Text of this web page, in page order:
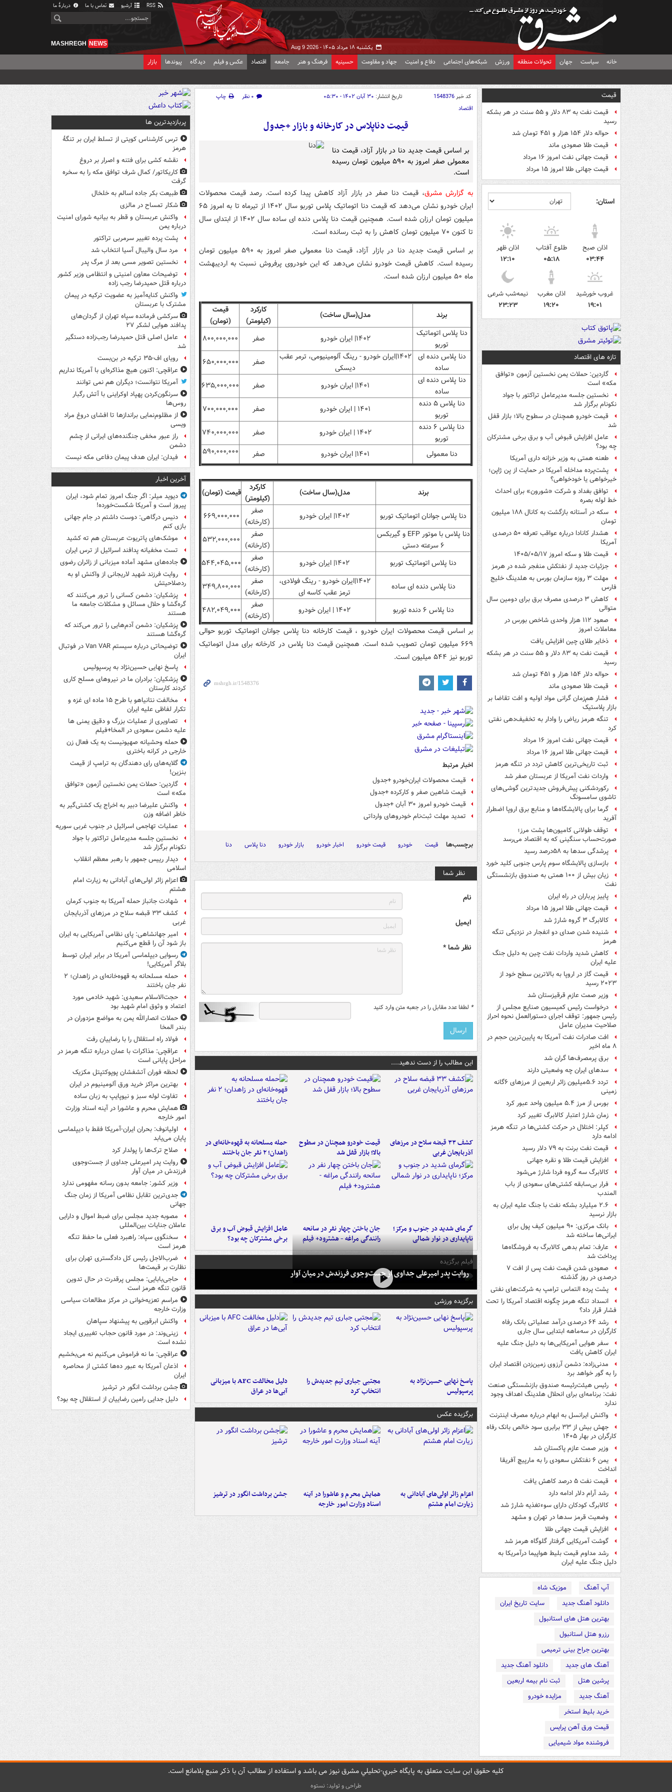
آرشیو تماس با ما دربارهٔ ما
یکشنبه ۱۸ مرداد ۱۴۰۵ - Aug 9 2026
MASHREGH NEWS
خانه سیاست جهان تحولات منطقه ورزش شبکه‌های اجتماعی دفاع و امنیت جهاد و مقاومت حسینیه فرهنگ و هنر جامعه اقتصاد عکس و فیلم دیدگاه پیوندها بازار
قیمت
قیمت نفت به ۸۳ دلار و ۵۵ سنت در هر بشکه
رسید
حواله دلار ۱۵۴ هزار و ۴۵۱ تومان شد
قیمت طلا صعودی ماند
قیمت جهانی نفت امروز ۱۶ مرداد
قیمت جهانی طلا امروز ۱۵ مرداد
استان:
اذان صبح
۰۳:۴۴
طلوع آفتاب
۰۵:۱۸
اذان ظهر
۱۲:۱۰
غروب خورشید
۱۹:۰۱
اذان مغرب
۱۹:۲۰
نیمه‌شب شرعی
۲۳:۲۳
تازه های اقتصاد
گاردین: حملات یمن نخستین آزمون «توافق
مکه» است
نخستین جلسه مدیرعامل تراکتور با جواد
نکونام برگزار شد
قیمت خودرو همچنان در سطوح بالا؛ بازار قفل
شد
عامل افزایش قبوض آب و برق برخی مشترکان
چه بود؟
طعنه همتی به وزیر خزانه داری آمریکا
پشت‌پرده مداخله آمریکا در حمایت از یِن ژاپن؛
خیرخواهی یا خودخواهی؟
توافق بغداد و شرکت «شورون» برای احداث
خط لوله بصره
سکه در آستانه بازگشت به کانال ۱۸۸ میلیون
تومان
هشدار کانادا درباره عواقب تعرفه ۵۰ درصدی
آمریکا
قیمت طلا و سکه امروز ۱۴۰۵/۰۵/۱۷
جزئیات جدید از نفتکش منفجر شده در هرمز
مهلت ۳ روزه سازمان بورس به هلدینگ خلیج
فارس
کاهش ۳ درصدی مصرف برق برای دومین سال
متوالی
صعود ۱۱۲ هزار واحدی شاخص بورس در
معاملات امروز
ذخایر طلای چین افزایش یافت
قیمت نفت به ۸۳ دلار و ۵۵ سنت در هر بشکه
رسید
حواله دلار ۱۵۴ هزار و ۴۵۱ تومان شد
قیمت طلا صعودی ماند
فشار هم‌زمان گرانی مواد اولیه و افت تقاضا بر
بازار پلاستیک
تنگه هرمز ریاض را وادار به تخفیف‌دهی نفتی
کرد
قیمت جهانی نفت امروز ۱۶ مرداد
قیمت جهانی طلا امروز ۱۶ مرداد
ثبت تاریخی‌ترین کاهش تردد در تنگه هرمز
واردات نفت آمریکا از عربستان صفر شد
رکوردشکنی پیش‌فروش جدیدترین گوشی‌های
تاشوی سامسونگ
گرما برای پالایشگاه‌ها و منابع برق اروپا اضطرار
آفرید
توقف طولانی کامیون‌ها پشت مرز؛
صورت‌حساب سنگینی که به اقتصاد می‌رسد
پرشدگی سدها به ۵۸درصد رسید
بازسازی پالایشگاه سوم پارس جنوبی کلید خورد
زیان بیش از ۱۰۰ همتی به صندوق‌ بازنشستگی
نفت
پاییز پرباران در راه ایران
قیمت جهانی طلا امروز ۱۵ مرداد
کالابرگ ۳ گروه شارژ شد
شنیده شدن صدای دو انفجار در نزدیکی تنگه
هرمز
کاهش شدید واردات نفت چین به دلیل جنگ
علیه ایران
قیمت گاز در اروپا به بالاترین سطح خود از
۲۰۲۳ رسید
وزیر صمت عازم قرقیزستان شد
درخواست رئیس کمیسیون صنایع مجلس از
رئیس جمهور: توقف اجرای دستورالعمل نحوه احراز
صلاحیت مدیران عامل
افت صادرات نفت آمریکا به پایین‌ترین حجم در
۸ ماه اخیر
برق پرمصرف‌ها گران شد
سدهای ایران چه وضعیتی دارند
تردد ۵.۶میلیون زائر اربعین از مرزهای ۶گانه
زمینی
بورس از مرز ۵.۴ میلیون واحد عبور کرد
زمان شارژ اعتبار کالابرگ تغییر کرد
کپلر: اختلال در حرکت کشتی‌ها در تنگه هرمز
ادامه دارد
قیمت نفت برنت به ۷۹ دلار رسید
افزایش قیمت طلا و نقره جهانی
کالابرگ سه گروه فردا شارژ می‌شود
فرار بی‌سابقه کشتی‌های سعودی از باب
المندب
۲.۶ میلیارد بشکه نفت با جنگ علیه ایران به
بازار نرسید
بانک مرکزی: ۹۰ میلیون کیف پول برای
ایرانی‌ها ساخته شد
عارف: تمام بدهی کالابرگ به فروشگاه‌ها
پرداخت شد
صعودی شدن قیمت نفت پس از افت ۷
درصدی در روز گذشته
پشت پرده التماس ترامپ به شرکت‌های نفتی
انسداد تنگه هرمز چگونه اقتصاد آمریکا را تحت
فشار قرار داد؟
رشد ۶۴ درصدی درآمد عملیاتی بانک رفاه
کارگران در سه‌ماهه ابتدایی سال جاری
سفر هوایی آمریکایی‌ها به دلیل جنگ علیه
ایران کاهش یافت
مدنی‌زاده: دشمن آرزوی زمین‌زدن اقتصاد ایران
را به گور خواهد برد
رئیس هیئت‌رئیسه صندوق بازنشستگی صنعت
نفت: برنامه‌ای برای انحلال هلدینگ اهداف وجود
ندارد
واکنش ایرانسل به ابهام درباره مصرف اینترنت
جهش بیش از ۳۳ برابری سود خالص بانک رفاه
کارگران در بهار ۱۴۰۵
وزیر صمت عازم پاکستان شد
یمن ۶ نفتکش سعودی را به مارپیچ آفریقا
انداخت
قیمت نفت ۵ درصد کاهش یافت
رشد آرام دلار ادامه دارد
کالابرگ کودکان دارای سوءتغذیه شارژ شد
وضعیت قرمز سدها در تهران و مشهد
افزایش قیمت جهانی طلا
گوشت آمریکایی گرفتار گلوگاه هرمز شد
رشد مداوم قیمت بلیط هواپیما درآمریکا به
دلیل جنگ علیه ایران
آپ آهنگ
موزیک شاه
دانلود آهنگ جدید
سایت تاریخ ایران
بهترین هتل های استانبول
رزرو هتل استانبول
بهترین جراح بینی ترمیمی
آهنگ های جدید
دانلود آهنگ جدید
پرشین هتل
ثبت نام بیمه اربعین
آهنگ جدید
مزایده خودرو
خرید بلیط استخر
قیمت ورق آهن پرایس
فروشنده مواد شیمیایی
کد خبر1548376 تاریخ انتشار: ۳۰ آبان ۱۴۰۲ - ۰۵:۳۰ ۰ نظر
چاپ
اقتصاد
قیمت دناپلاس در کارخانه و بازار +جدول
بر اساس قیمت جدید دنا در بازار آزاد، قیمت دنا
معمولی صفر امروز به ۵۹۰ میلیون تومان رسیده
است.
به گزارش مشرق، قیمت دنا صفر در بازار آزاد کاهش پیدا کرده است. رصد قیمت محصولات
ایران خودرو نشان می‌دهد که قیمت دنا اتوماتیک پلاس توربو سال ۱۴۰۲ از تیرماه تا به امروز ۶۵
میلیون تومان ارزان شده است. همچنین قیمت دنا پلاس دنده ای ساده سال ۱۴۰۲ از ابتدای سال
تا کنون ۷۰ میلیون تومان کاهش را به ثبت رسانده است.
بر اساس قیمت جدید دنا در بازار آزاد، قیمت دنا معمولی صفر امروز به ۵۹۰ میلیون تومان
رسیده است. کاهش قیمت خودرو نشان می‌دهد که این خودروی پرفروش نسبت به اردیبهشت
ماه ۵۰ میلیون ارزان شده است.
برند مدل(سال ساخت)
کارکرد
(کیلومتر)
قیمت
(تومان)
دنا پلاس اتوماتیک
توربو
۱۴۰۲| ایران خودرو صفر
۸۰۰,۰۰۰,۰۰۰
دنا پلاس دنده ای
ساده
۱۴۰۲|ایران خودرو - رینگ آلومینیومی، ترمر عقب
دیسکی
صفر
۶۵۰,۰۰۰,۰۰۰
دنا پلاس دنده ای
ساده
۱۴۰۱| ایران خودرو صفر
۶۳۵,۰۰۰,۰۰۰
دنا پلاس ۵ دنده
توربو
۱۴۰۱ | ایران خودرو صفر
۷۰۰,۰۰۰,۰۰۰
دنا پلاس ۶ دنده
توربو
۱۴۰۲ | ایران خودرو صفر
۷۴۰,۰۰۰,۰۰۰
دنا معمولی
۱۴۰۱| ایران خودرو صفر ۵۹۰,۰۰۰,۰۰۰
برند مدل(سال ساخت)
کارکرد
(کیلومتر)
قیمت (تومان)
دنا پلاس جوانان اتوماتیک توربو ۱۴۰۲| ایران خودرو
صفر
(کارخانه)
۶۶۹,۰۰۰,۰۰۰
دنا پلاس با موتور EFP و گیربکس
۶ سرعته دستی
صفر
(کارخانه)
۵۳۲,۰۰۰,۰۰۰
دنا پلاس اتوماتیک توربو ۱۴۰۲| ایران خودرو
صفر
(کارخانه)
۵۴۴,۰۴۵,۰۰۰
دنا پلاس دنده ای ساده
۱۴۰۲|ایران خودرو - رینگ فولادی،
ترمز عقب کاسه ای
صفر
(کارخانه)
۳۴۹,۸۰۰,۰۰۰
دنا پلاس ۶ دنده توربو ۱۴۰۲ | ایران خودرو
صفر
(کارخانه)
۴۸۲,۰۴۹,۰۰۰
بر اساس قیمت محصولات ایران خودرو ، قیمت کارخانه دنا پلاس جوانان اتوماتیک توربو حوالی
۶۶۹ میلیون تومان تصویب شده است. همچنین قیمت دنا پلاس در کارخانه برای مدل اتوماتیک
توربو نیز ۵۴۴ میلیون است.
اخبار مرتبط
قیمت محصولات ایران‌خودرو +جدول
قیمت شاهین صفر و کارکرده +جدول
قیمت خودرو امروز ۳۰ آبان +جدول
تمدید مهلت ثبت‌نام خودروهای وارداتی
برچسب‌ها قیمت خودرو قیمت خودرو اخبار خودرو بازار خودرو دنا پلاس دنا
نظر شما
نام
ایمیل
نظر شما *
* لطفا عدد مقابل را در جعبه متن وارد کنید
این مطالب را از دست ندهید....
کشف ۳۳ قبضه سلاح در مرزهای
آذربایجان غربی
قیمت خودرو همچنان در سطوح
بالا؛ بازار قفل شد
حمله مسلحانه به قهوه‌خانه‌ای در
زاهدان؛ ۲ نفر جان باختند
گرمای شدید در جنوب و مرکز؛
ناپایداری در نوار شمالی
جان باختن چهار نفر در سانحه
رانندگی مراغه - هشترود+ فیلم
عامل افزایش قبوض آب و برق
برخی مشترکان چه بود؟
فیلم برگزیده
روایت پدر امیرعلی جداوی از جست‌وجوی فرزندش در میان آوار
برگزیده ورزشی
پاسخ نهایی حسین‌نژاد به
پرسپولیس
مجتبی جباری تیم جدیدش را
انتخاب کرد
دلیل مخالفت AFC با میزبانی
آبی‌ها در عراق
برگزیده عکس
اعزام زائر اولی‌های آبادانی به
زیارت امام هشتم
همایش محرم و عاشورا در آینه
اسناد وزارت امور خارجه
جشن برداشت انگور در ترشیز
پربازدیدترین ها
ترس کارشناس کویتی از تسلط ایران بر تنگۀ
هرمز
نقشه کشی برای فتنه و اصرار بر دروغ
کاریکاتور/ کمال شرف توافق مکه را به سخره
گرفت
طبیعت بکر جاده اسالم به خلخال
شکار تمساح در مالزی
واکنش عربستان و قطر به بیانیه شورای امنیت
درباره یمن
پشت پرده تغییر سرمربی تراکتور
مرد سال والیبال آسیا انتخاب شد
نخستین تصویر مسی بعد از مرگ پدر
توضیحات معاون امنیتی و انتظامی وزیر کشور
درباره قتل حمیدرضا رجب زاده
واکنش کنایه‌آمیز به عضویت ترکیه در پیمان
مشترک با عربستان
سرکشی فرمانده سپاه تهران از گردان‌های
پدافند هوایی لشکر ۲۷
عامل اصلی قتل حمیدرضا رجب‌زاده دستگیر
شد
رویای اف-۳۵ ترکیه در بن‌بست
عراقچی: اکنون هیچ مذاکره‌ای با آمریکا نداریم
آمریکا نتوانست؛ دیگران هم نمی توانند
سرنگون‌کردن پهپاد اوکراینی با آتش رگبار
روس‌ها
از مظلوم‌نمایی براندازها تا افشای دروغ مراد
ویسی
راز عبور مخفی جنگنده‌های ایرانی از چشم
دشمن
فیدان: ایران هدف پیمان دفاعی مکه نیست
آخرین اخبار
دیوید میلر: اگر جنگ امروز تمام شود، ایران
پیروز است و آمریکا شکست‌خورده!
دنیس درگاهی: دوست داشتم در جام جهانی
بازی کنم
موشک‌های پاتریوت عربستان هم ته‌ کشید
تست مخفیانه پدافند اسرائیل از ترس ایران
جاده‌های مشهد آماده میزبانی از زائران رضوی
روایت فرزند شهید لاریجانی از واکنش او به
ردصلاحیتش
پزشکیان: دشمن کسانی را ترور می‌کنند که
گره‌گشا و حلال مسائل و مشکلات جامعه ما
هستند
پزشکیان: دشمن آدم‌هایی را ترور می‌کند که
گره‌گشا هستند
توضیحاتی درباره سیستم Van VAR در فوتبال
ایران
پاسخ نهایی حسین‌نژاد به پرسپولیس
پزشکیان: برادران ما در نیروهای مسلح کاری
کردند کارستان
مخالفت نتانیاهو با طرح ۱۵ ماده ای غزه و
تکرار لفاظی علیه ایران
تصاویری از عملیات بزرگ و دقیق یمنی ها
علیه دشمن سعودی در المخا+فیلم
حمله وحشیانه صهیونیست به یک فعال زن
خارجی در کرانه باختری
گلایه‌های رای دهندگان به ترامپ از قیمت
بنزین!
گاردین: حملات یمن نخستین آزمون «توافق
مکه» است
واکنش علیرضا دبیر به اخراج یک کشتی‌گیر به
خاطر اضافه وزن
عملیات تهاجمی اسرائیل در جنوب غربی سوریه
نخستین جلسه مدیرعامل تراکتور با جواد
نکونام برگزار شد
دیدار رییس جمهور با رهبر معظم انقلاب
اسلامی
اعزام زائر اولی‌های آبادانی به زیارت امام
هشتم
شهادت جانباز حمله آمریکا به جنوب کرمان
کشف ۳۳ قبضه سلاح در مرزهای آذربایجان
غربی
امیر جهانشاهی: پای نظامی آمریکایی به ایران
باز شود آن را قطع می‌کنیم
رسوایی دیپلماسی آمریکا در برابر ایران توسط
بلاگر آمریکایی!
حمله مسلحانه به قهوه‌خانه‌ای در زاهدان؛ ۲
نفر جان باختند
حجت‌الاسلام سعیدی: شهید خادمی مورد
اعتماد و وثوق امام شهید بود
حملات انصارالله یمن به مواضع مزدوران در
بندر المخا
فولاد راه استقلال را با رضاییان رفت
عراقچی: مذاکرات با عمان درباره تنگه هرمز در
مراحل پایانی است
لحظه فوران آتشفشان پوپوکتپتل مکزیک
بهترین مراکز خرید ورق آلومینیوم در ایران
تفاوت لوله سبز و نیوپایپ به زبان ساده
همایش محرم و عاشورا در آینه اسناد وزارت
امور خارجه
اولیانوف: بحران ایران-آمریکا فقط با دیپلماسی
پایان می‌یابد
صلاح ترک‌ها را پولدار کرد
روایت پدر امیرعلی جداوی از جست‌وجوی
فرزندش در میان آوار
وزیر کشور: جامعه بدون رسانه مفهومی ندارد
جدی‌ترین تقابل نظامی آمریکا از زمان جنگ
جهانی
مصوبه جدید مجلس برای ضبط اموال و دارایی
عاملان جنایات بین‌المللی
سخنگوی سپاه: راهبرد فعلی ما حفظ تنگه
هرمز است
ضرب‌الاجل رئیس کل دادگستری تهران برای
نظارت بر قیمت‌ها
حاجی‌بابایی: مجلس پرقدرت در حال تدوین
قانون تنگه هرمز است
مراسم تعزیه‌خوانی در مرکز مطالعات سیاسی
وزارت خارجه
واکنش ابرقویی به پیشنهاد سپاهان
زینی‌وند: در مورد قانون حجاب تغییری ایجاد
نشده است
عراقچی: ما نه فراموش می‌کنیم نه می‌بخشیم
اذعان آمریکا به عبور ده‌ها کشتی از محاصره
ایران
جشن برداشت انگور در ترشیز
دلیل جدایی رامین رضاییان از استقلال چه بود؟
کليه حقوق اين سايت متعلق به پایگاه خبري-تحليلي مشرق نيوز می باشد و استفاده از مطالب آن با ذکر منبع بلامانع است.
طراحی و تولید: نستوه